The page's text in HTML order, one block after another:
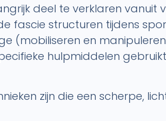
deel te verklaren vanuit
fascie structuren tijdens
(mobiliseren en
hulpmiddelen
zijn die een scherpe,